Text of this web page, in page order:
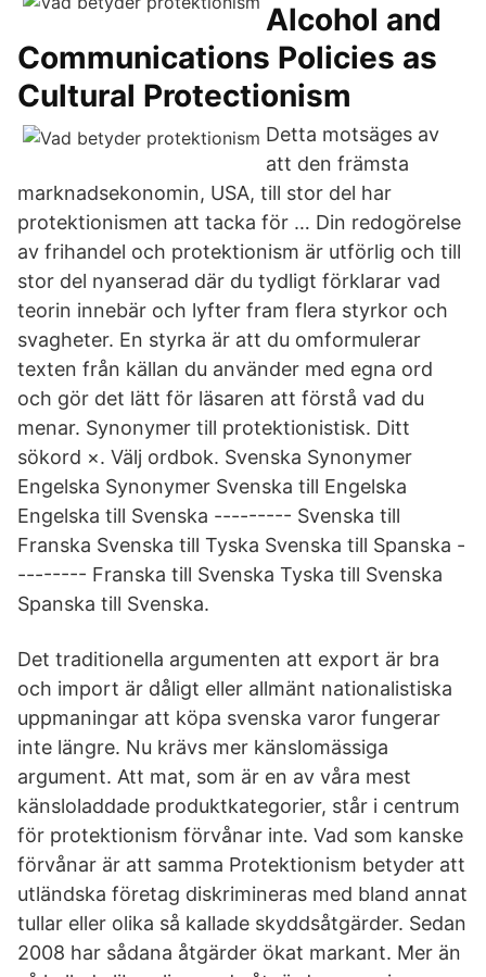
Alcohol and
Communications Policies as
Cultural Protectionism
Detta motsäges av
att den främsta
marknadsekonomin, USA, till stor del har
protektionismen att tacka för … Din redogörelse
av frihandel och protektionism är utförlig och till
stor del nyanserad där du tydligt förklarar vad
teorin innebär och lyfter fram flera styrkor och
svagheter. En styrka är att du omformulerar
texten från källan du använder med egna ord
och gör det lätt för läsaren att förstå vad du
menar. Synonymer till protektionistisk. Ditt
sökord ×. Välj ordbok. Svenska Synonymer
Engelska Synonymer Svenska till Engelska
Engelska till Svenska --------- Svenska till
Franska Svenska till Tyska Svenska till Spanska -
-------- Franska till Svenska Tyska till Svenska
Spanska till Svenska.
Det traditionella argumenten att export är bra
och import är dåligt eller allmänt nationalistiska
uppmaningar att köpa svenska varor fungerar
inte längre. Nu krävs mer känslomässiga
argument. Att mat, som är en av våra mest
känsloladdade produktkategorier, står i centrum
för protektionism förvånar inte. Vad som kanske
förvånar är att samma Protektionism betyder att
utländska företag diskrimineras med bland annat
tullar eller olika så kallade skyddsåtgärder. Sedan
2008 har sådana åtgärder ökat markant. Mer än